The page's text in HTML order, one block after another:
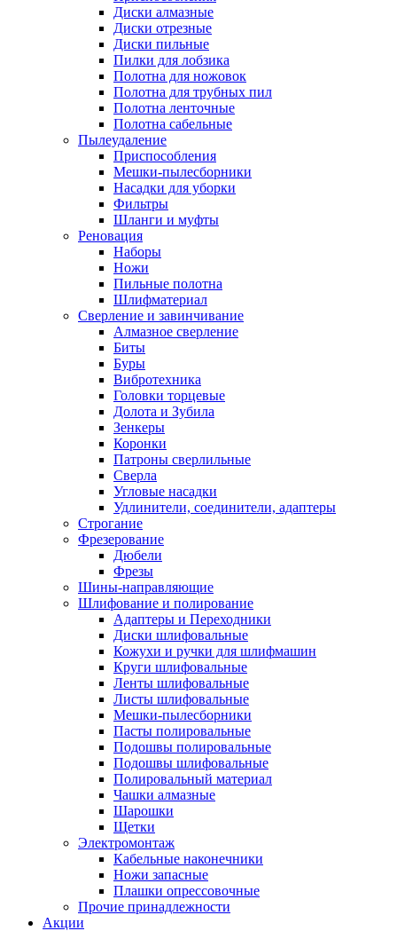
Диски алмазные
Диски отрезные
Диски пильные
Пилки для лобзика
Полотна для ножовок
Полотна для трубных пил
Полотна ленточные
Полотна сабельные
Пылеудаление
Приспособления
Мешки-пылесборники
Насадки для уборки
Фильтры
Шланги и муфты
Реновация
Наборы
Ножи
Пильные полотна
Шлифматериал
Сверление и завинчивание
Алмазное сверление
Биты
Буры
Вибротехника
Головки торцевые
Долота и Зубила
Зенкеры
Коронки
Патроны сверлильные
Сверла
Угловые насадки
Удлинители, соединители, адаптеры
Строгание
Фрезерование
Дюбели
Фрезы
Шины-направляющие
Шлифование и полирование
Адаптеры и Переходники
Диски шлифовальные
Кожухи и ручки для шлифмашин
Круги шлифовальные
Ленты шлифовальные
Листы шлифовальные
Мешки-пылесборники
Пасты полировальные
Подошвы полировальные
Подошвы шлифовальные
Полировальный материал
Чашки алмазные
Шарошки
Щетки
Электромонтаж
Кабельные наконечники
Ножи запасные
Плашки опрессовочные
Прочие принадлежности
Акции